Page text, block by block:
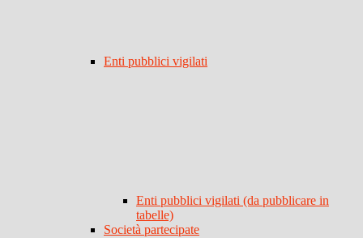
Enti pubblici vigilati
Enti pubblici vigilati (da pubblicare in
tabelle)
Società partecipate